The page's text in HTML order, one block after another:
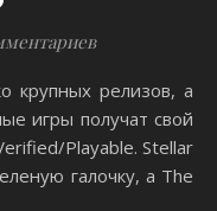
игры получат свой
Playable. Stellar
галочку, а The